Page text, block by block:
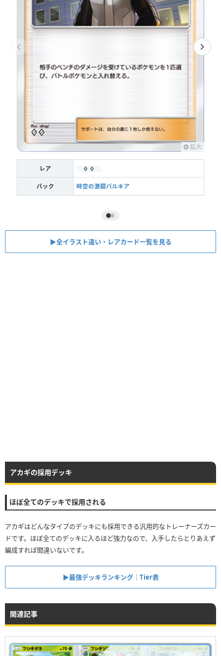
拡大
レア
パック 時空の激闘パルキア
▶︎全イラスト違い・レアカード一覧を見る
アカギの採用デッキ
ほぼ全てのデッキで採用される
アカギはどんなタイプのデッキにも採用できる汎用的なトレーナーズカー
ドです。ほぼ全てのデッキに入るほど強力なので、入手したらとりあえず
編成すれば間違いないです。
▶︎最強デッキランキング｜Tier表
関連記事